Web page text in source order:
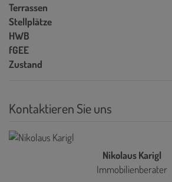
Terrassen
Stellplätze
HWB
fGEE
Zustand
Kontaktieren Sie uns
Nikolaus Karigl
Immobilienberater